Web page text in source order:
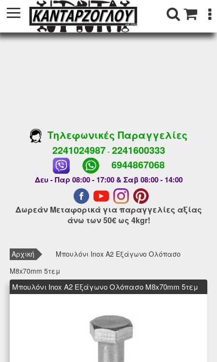
Τηλεφωνικές Παραγγελίες
2241024987- 2241600333
6944867068
Δευ - Παρ 08:00 - 17:00 & Σαβ 08:00 - 14:00
Δωρεάν Μεταφορικά για παραγγελίες αξίας
άνω των 50€ ως 4kgr!
Αρχική
Μπουλόνι Inox A2 Εξάγωνο Ολόπασο
M8x70mm 5τεμ
Μπουλόνι Inox A2 Εξάγωνο Ολόπασο M8x70mm 5τεμ